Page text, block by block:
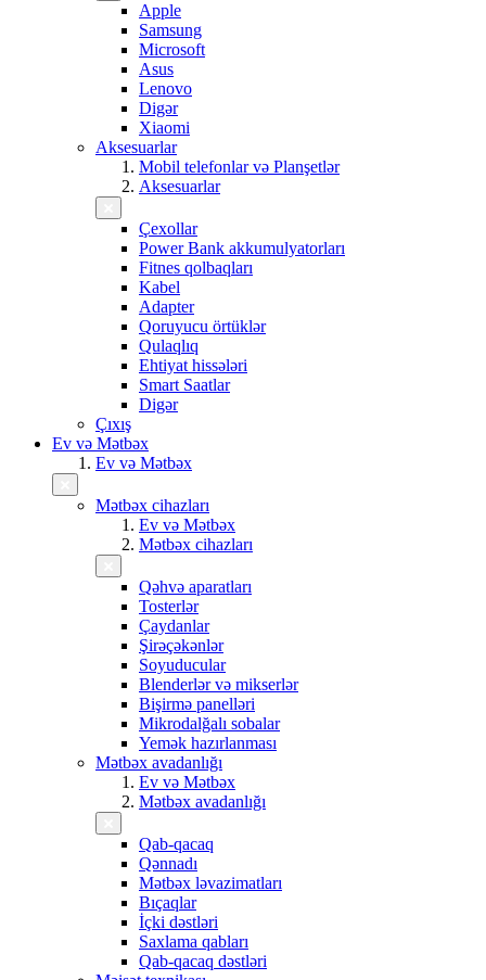
Apple
Samsung
Microsoft
Asus
Lenovo
Digər
Xiaomi
Aksesuarlar
Mobil telefonlar və Planşetlər
Aksesuarlar
Çexollar
Power Bank akkumulyatorları
Fitnes qolbaqları
Kabel
Adapter
Qoruyucu örtüklər
Qulaqlıq
Ehtiyat hissələri
Smart Saatlar
Digər
Çıxış
Ev və Mətbəx
Ev və Mətbəx
Mətbəx cihazları
Ev və Mətbəx
Mətbəx cihazları
Qəhvə aparatları
Tosterlər
Çaydanlar
Şirəçəkənlər
Soyuducular
Blenderlər və mikserlər
Bişirmə panelləri
Mikrodalğalı sobalar
Yemək hazırlanması
Mətbəx avadanlığı
Ev və Mətbəx
Mətbəx avadanlığı
Qab-qacaq
Qənnadı
Mətbəx ləvazimatları
Bıçaqlar
İçki dəstləri
Saxlama qabları
Qab-qacaq dəstləri